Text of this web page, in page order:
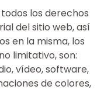
los derechos
del sitio web, así
en la misma, los
limitativo, son:
vídeo, software,
de colores,